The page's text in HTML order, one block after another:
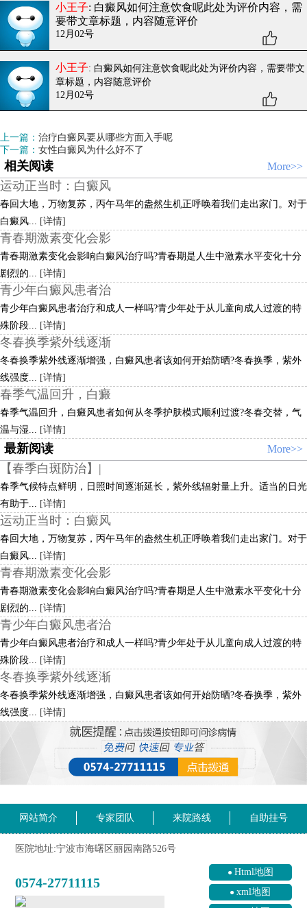
小王子: 白癜风如何注意饮食呢此处为评价内容，需
要带文章标题，内容随意评价
12月02号
小王子: 白癜风如何注意饮食呢此处为评价内容，需要带文
章标题，内容随意评价
12月02号
上一篇： 治疗白癜风要从哪些方面入手呢
下一篇： 女性白癜风为什么好不了
相关阅读 More>>
运动正当时：白癜风
春回大地，万物复苏，丙午马年的盎然生机正呼唤着我们走出家门。对于
白癜风...
[详情]
青春期激素变化会影
青春期激素变化会影响白癜风治疗吗?青春期是人生中激素水平变化十分
剧烈的...
[详情]
青少年白癜风患者治
青少年白癜风患者治疗和成人一样吗?青少年处于从儿童向成人过渡的特
殊阶段...
[详情]
冬春换季紫外线逐渐
冬春换季紫外线逐渐增强，白癜风患者该如何开始防晒?冬春换季，紫外
线强度...
[详情]
春季气温回升，白癜
春季气温回升，白癜风患者如何从冬季护肤模式顺利过渡?冬春交替，气
温与湿...
[详情]
最新阅读 More>>
【春季白斑防治】|
春季气候特点鲜明，日照时间逐渐延长，紫外线辐射量上升。适当的日光
有助于... [详情]
运动正当时：白癜风
春回大地，万物复苏，丙午马年的盎然生机正呼唤着我们走出家门。对于
白癜风... [详情]
青春期激素变化会影
青春期激素变化会影响白癜风治疗吗?青春期是人生中激素水平变化十分
剧烈的... [详情]
青少年白癜风患者治
青少年白癜风患者治疗和成人一样吗?青少年处于从儿童向成人过渡的特
殊阶段... [详情]
冬春换季紫外线逐渐
冬春换季紫外线逐渐增强，白癜风患者该如何开始防晒?冬春换季，紫外
线强度... [详情]
网站简介 专家团队 来院路线 自助挂号
医院地址:宁波市海曙区丽园南路526号
0574-27711115
Html地图
xml地图